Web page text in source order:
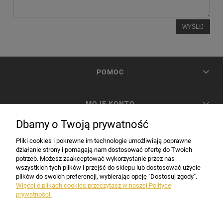
WYŚLIJ
POMOC
MOJE KONTO
INFORMACJE
Dbamy o Twoją prywatność
Pliki cookies i pokrewne im technologie umożliwiają poprawne
działanie strony i pomagają nam dostosować ofertę do Twoich
potrzeb. Możesz zaakceptować wykorzystanie przez nas
wszystkich tych plików i przejść do sklepu lub dostosować użycie
plików do swoich preferencji, wybierając opcję "Dostosuj zgody".
Więcej o plikach cookies przeczytasz w naszej Polityce
prywatności.